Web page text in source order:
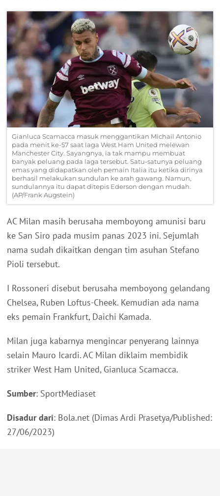
Gianluca Scamacca masuk menggantikan Michail Antonio
pada menit ke-57 saat laga West Ham United melewan
Manchester City. Sayangnya, ia tak mampu membuat
banyak peluang pada laga tersebut. Satu-satunya peluang
emas yang didapatkan oleh pemain Italia itu ketika dirinya
berhasil melakukan sundulan ke arah gawang. Namun,
sundulannya itu dapat ditepis Ederson dengan mudah.
(AP/Frank Augstein)
AC Milan masih berusaha memboyong amunisi baru
ke San Siro pada musim panas 2023 ini. Sejumlah
nama sudah dikaitkan dengan tim asuhan Stefano
Pioli tersebut.
I Rossoneri disebut berusaha memboyong gelandang
Chelsea, Ruben Loftus-Cheek. Kemudian ada nama
eks pemain Frankfurt, Daichi Kamada.
Milan juga kabarnya mengincar penyerang lainnya
selain Mauro Icardi. AC Milan diklaim membidik
striker West Ham United, Gianluca Scamacca.
Sumber: SportMediaset
Disadur dari: Bola.net (Dimas Ardi Prasetya/Published:
27/06/2023)